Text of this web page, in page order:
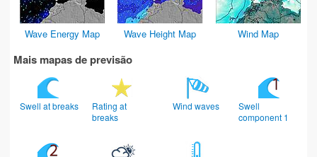
Wave Energy Map Wave Height Map Wind Map
Mais mapas de previsão
Swell at breaks
Rating at
breaks
Wind waves
Swell
component 1